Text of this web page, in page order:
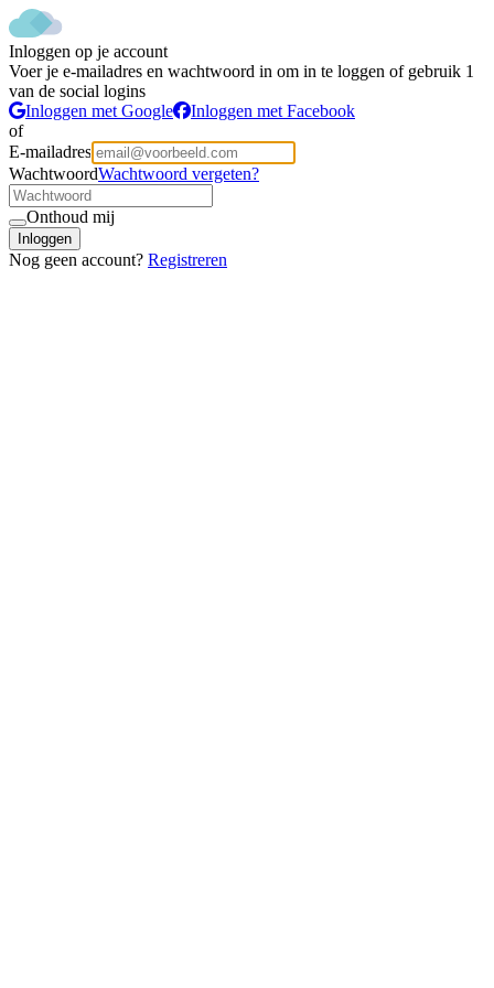
Inloggen op je account
Voer je e-mailadres en wachtwoord in om in te loggen of gebruik 1
van de social logins
Inloggen met Google
Inloggen met Facebook
of
E-mailadres
WachtwoordWachtwoord vergeten?
Onthoud mij
Inloggen
Nog geen account? Registreren